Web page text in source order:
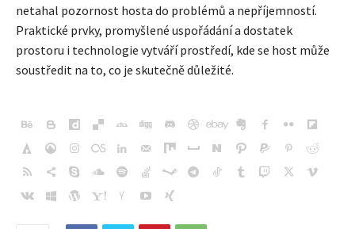
netahal pozornost hosta do problémů a nepříjemností.
Praktické prvky, promyšlené uspořádání a dostatek
prostoru i technologie vytváří prostředí, kde se host může
soustředit na to, co je skutečně důležité.